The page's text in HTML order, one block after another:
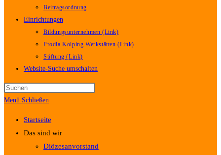
Beitragsordnung
Einrichtungen
Bildungsunternehmen (Link)
Prodia Kolping Werkstätten (Link)
Stiftung (Link)
Website-Suche umschalten
Menü Schließen
Startseite
Das sind wir
Diözesanvorstand